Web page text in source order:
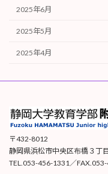
2025年6月
2025年5月
2025年4月
〒432-8012
静岡県浜松市中央区布橋３丁
TEL.053-456-1331／